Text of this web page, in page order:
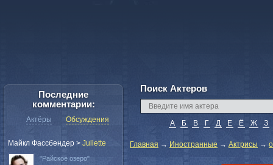
Поиск Актеров
А Б В Г Д Е Ё Ж З
Главная → Иностранные → Актрисы →
Последние
комментарии:
Актёры Обсуждения
Майкл Фассбендер > Juliette
"Райское озеро"